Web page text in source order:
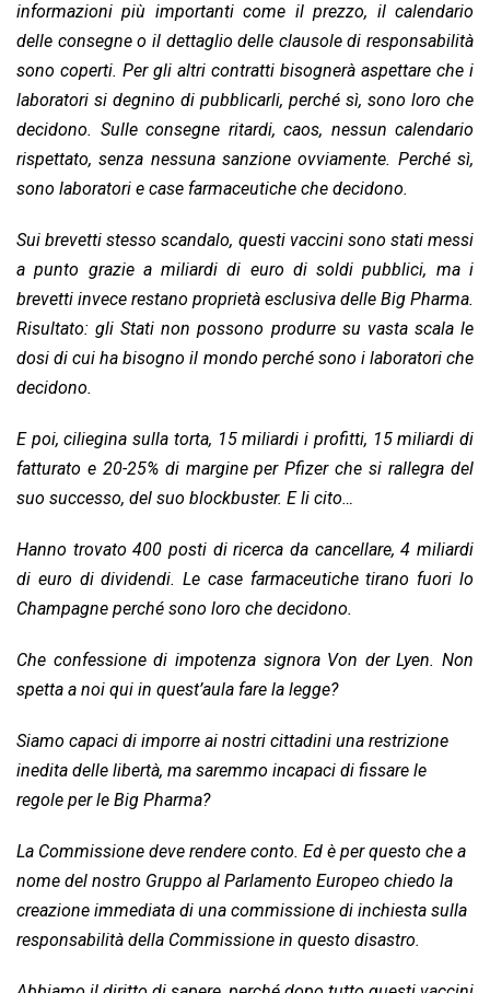
informazioni più importanti come il prezzo, il calendario
delle consegne o il dettaglio delle clausole di responsabilità
sono coperti. Per gli altri contratti bisognerà aspettare che i
laboratori si degnino di pubblicarli, perché sì, sono loro che
decidono. Sulle consegne ritardi, caos, nessun calendario
rispettato, senza nessuna sanzione ovviamente. Perché sì,
sono laboratori e case farmaceutiche che decidono.
Sui brevetti stesso scandalo, questi vaccini sono stati messi
a punto grazie a miliardi di euro di soldi pubblici, ma i
brevetti invece restano proprietà esclusiva delle Big Pharma.
Risultato: gli Stati non possono produrre su vasta scala le
dosi di cui ha bisogno il mondo perché sono i laboratori che
decidono.
E poi, ciliegina sulla torta, 15 miliardi i profitti, 15 miliardi di
fatturato e 20-25% di margine per Pfizer che si rallegra del
suo successo, del suo blockbuster. E li cito…
Hanno trovato 400 posti di ricerca da cancellare, 4 miliardi
di euro di dividendi. Le case farmaceutiche tirano fuori lo
Champagne perché sono loro che decidono.
Che confessione di impotenza signora Von der Lyen. Non
spetta a noi qui in quest’aula fare la legge?
Siamo capaci di imporre ai nostri cittadini una restrizione
inedita delle libertà, ma saremmo incapaci di fissare le
regole per le Big Pharma?
La Commissione deve rendere conto. Ed è per questo che a
nome del nostro Gruppo al Parlamento Europeo chiedo la
creazione immediata di una commissione di inchiesta sulla
responsabilità della Commissione in questo disastro.